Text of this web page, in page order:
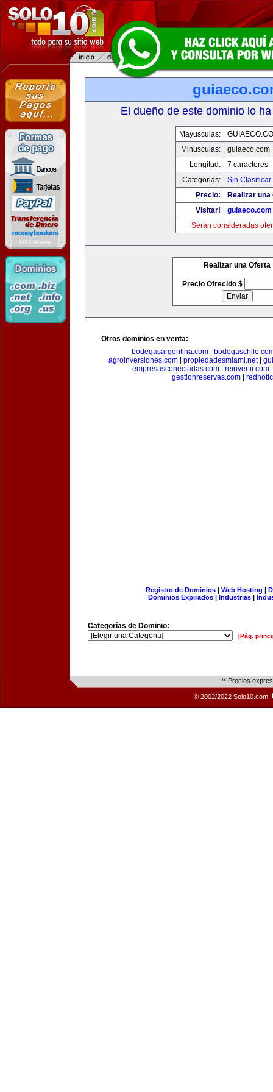
El dueño de este dominio lo
Mayusculas:
Minusculas:
guiaeco.com
Longitud:
7 caracteres
Categorias:
Sin Clasificar
Precio:
Realizar
Visitar!
guiaeco.com
Serán consideradas
Realizar una Oferta
Precio Ofrecido $
Otros dominios en venta:
bodegasargentina.com|
agroinversiones.com
propiedadesmiami.net|
empresasconectadas.com| reinvertir.com
gestionreservas.com
Registro de Dominios| Web Hosting |
Dominios Expirados | Industrias |
Categorías de Dominio:
[Pág.
** Precios
© 2002/2022 Solo10.com